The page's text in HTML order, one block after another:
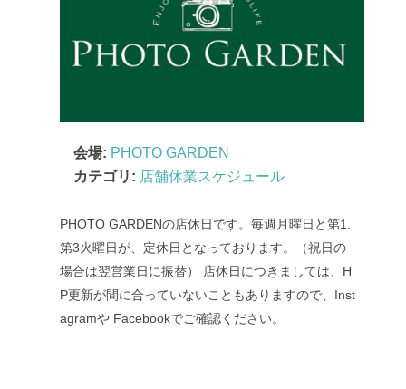
会場: PHOTO GARDEN
カテゴリ: 店舗休業スケジュール
PHOTO GARDENの店休日です。毎週月曜日と第1.
第3火曜日が、定休日となっております。（祝日の
場合は翌営業日に振替）
店休日につきましては、H
P更新が間に合っていないこともありますので、Inst
agramや Facebookでご確認ください。